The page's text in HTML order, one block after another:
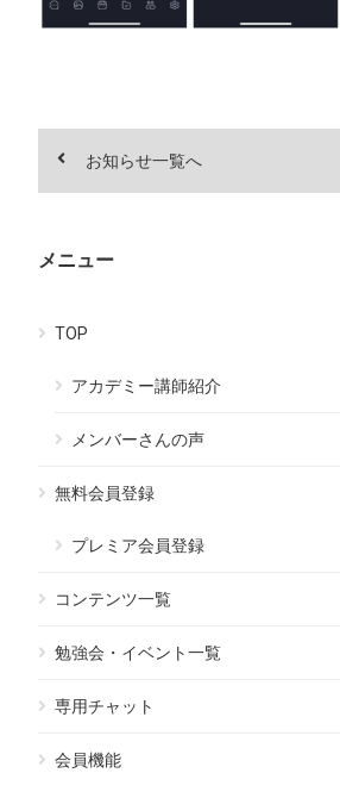
お知らせ一覧へ
メニュー
TOP
アカデミー講師紹介
メンバーさんの声
無料会員登録
プレミア会員登録
コンテンツ一覧
勉強会・イベント一覧
専用チャット
会員機能